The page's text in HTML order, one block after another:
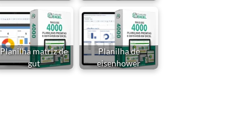
Planilha matriz de
gut
Planilha de
eisenhower